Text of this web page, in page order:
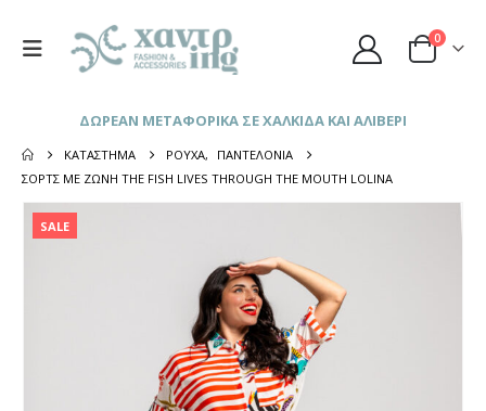
0
ΔΩΡΕΑΝ ΜΕΤΑΦΟΡΙΚΑ ΣΕ ΧΑΛΚΙΔΑ ΚΑΙ ΑΛΙΒΕΡΙ
ΚΑΤΆΣΤΗΜΑ ΡΟΎΧΑ,
ΠΑΝΤΕΛΌΝΙΑ
ΣΟΡΤΣ ΜΕ ΖΏΝΗ THE FISH LIVES THROUGH THE MOUTH LOLINA
SALE